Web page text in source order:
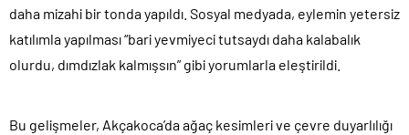
daha mizahi bir tonda yapıldı. Sosyal medyada, eylemin yetersiz
katılımla yapılması “bari yevmiyeci tutsaydı daha kalabalık
olurdu, dımdızlak kalmışsın” gibi yorumlarla eleştirildi.
Bu gelişmeler, Akçakoca’da ağaç kesimleri ve çevre duyarlılığı